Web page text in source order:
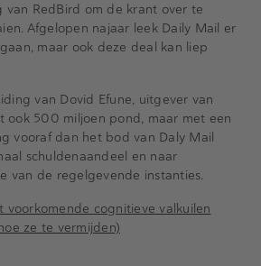
RedBird om de krant over te
Afgelopen najaar leek Daily Mail er
maar ook deze deal kan liep
van Dovid Efune, uitgever van
ook 500 miljoen pond, maar met een
vooraf dan het bod van Daly Mail
schuldenaandeel en naar
van de regelgevende instanties.
voorkomende cognitieve valkuilen
ze te vermijden)